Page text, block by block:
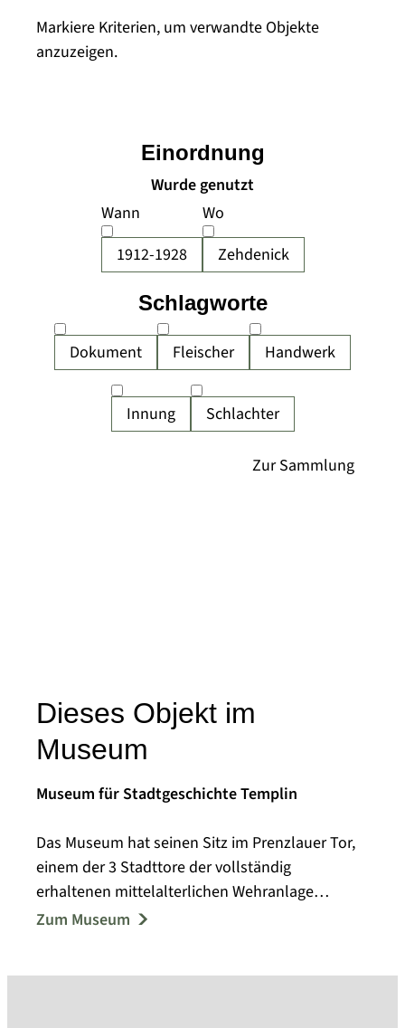
Markiere Kriterien, um verwandte Objekte
anzuzeigen.
Wurde genutzt
Wann
1912-1928
Wo
Zehdenick
Dokument Fleischer Handwerk
Innung Schlachter
Einordnung
Schlagworte
Dieses Objekt im
Museum
Museum für Stadtgeschichte Templin
Das Museum hat seinen Sitz im Prenzlauer Tor,
einem der 3 Stadttore der vollständig
erhaltenen mittelalterlichen Wehranlage
Templins.
Zum Museum